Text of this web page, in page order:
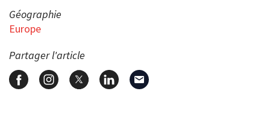
Géographie
Europe
Partager l'article